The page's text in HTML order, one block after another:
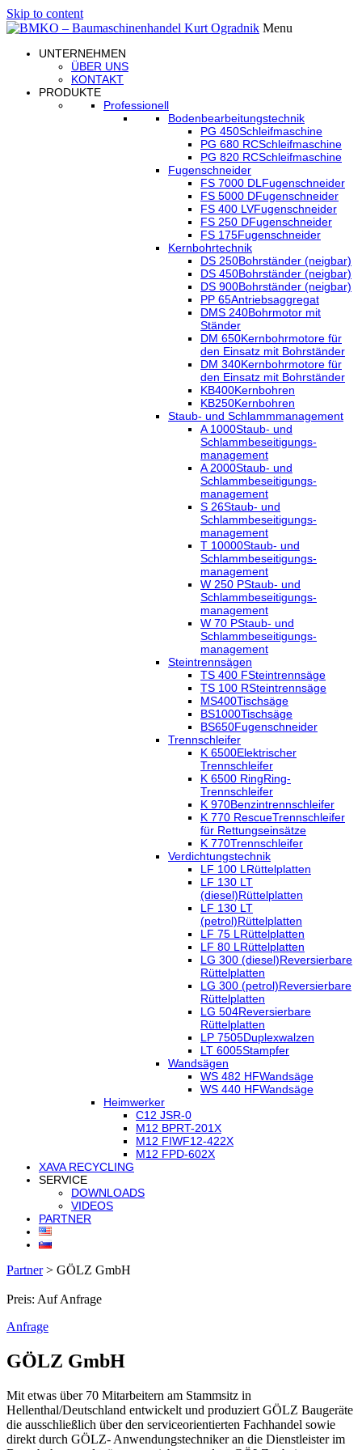
Skip to content
Menu
UNTERNEHMEN
ÜBER UNS
KONTAKT
PRODUKTE
Professionell
Bodenbearbeitungstechnik
PG 450Schleifmaschine
PG 680 RCSchleifmaschine
PG 820 RCSchleifmaschine
Fugenschneider
FS 7000 DLFugenschneider
FS 5000 DFugenschneider
FS 400 LVFugenschneider
FS 250 DFugenschneider
FS 175Fugenschneider
Kernbohrtechnik
DS 250Bohrständer (neigbar)
DS 450Bohrständer (neigbar)
DS 900Bohrständer (neigbar)
PP 65Antriebsaggregat
DMS 240Bohrmotor mit
Ständer
DM 650Kernbohrmotore für
den Einsatz mit Bohrständer
DM 340Kernbohrmotore für
den Einsatz mit Bohrständer
KB400Kernbohren
KB250Kernbohren
Staub- und Schlammmanagement
A 1000Staub- und
Schlammbeseitigungs-
management
A 2000Staub- und
Schlammbeseitigungs-
management
S 26Staub- und
Schlammbeseitigungs-
management
T 10000Staub- und
Schlammbeseitigungs-
management
W 250 PStaub- und
Schlammbeseitigungs-
management
W 70 PStaub- und
Schlammbeseitigungs-
management
Steintrennsägen
TS 400 FSteintrennsäge
TS 100 RSteintrennsäge
MS400Tischsäge
BS1000Tischsäge
BS650Fugenschneider
Trennschleifer
K 6500Elektrischer
Trennschleifer
K 6500 RingRing-
Trennschleifer
K 970Benzintrennschleifer
K 770 RescueTrennschleifer
für Rettungseinsätze
K 770Trennschleifer
Verdichtungstechnik
LF 100 LRüttelplatten
LF 130 LT
(diesel)Rüttelplatten
LF 130 LT
(petrol)Rüttelplatten
LF 75 LRüttelplatten
LF 80 LRüttelplatten
LG 300 (diesel)Reversierbare
Rüttelplatten
LG 300 (petrol)Reversierbare
Rüttelplatten
LG 504Reversierbare
Rüttelplatten
LP 7505Duplexwalzen
LT 6005Stampfer
Wandsägen
WS 482 HFWandsäge
WS 440 HFWandsäge
Heimwerker
C12 JSR-0
M12 BPRT-201X
M12 FIWF12-422X
M12 FPD-602X
XAVA RECYCLING
SERVICE
DOWNLOADS
VIDEOS
PARTNER
Partner> GÖLZ GmbH
Preis: Auf Anfrage
Anfrage
GÖLZ GmbH
Mit etwas über 70 Mitarbeitern am Stammsitz in
Hellenthal/Deutschland entwickelt und produziert GÖLZ Baugeräte
die ausschließlich über den serviceorientierten Fachhandel sowie
direkt durch GÖLZ- Anwendungstechniker an die Dienstleister im